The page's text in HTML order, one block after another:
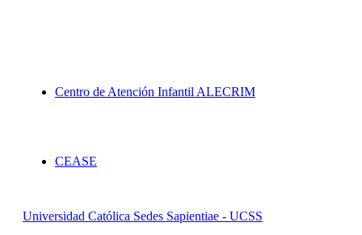
Centro de Atención Infantil ALECRIM
CEASE
Universidad Católica Sedes Sapientiae - UCSS